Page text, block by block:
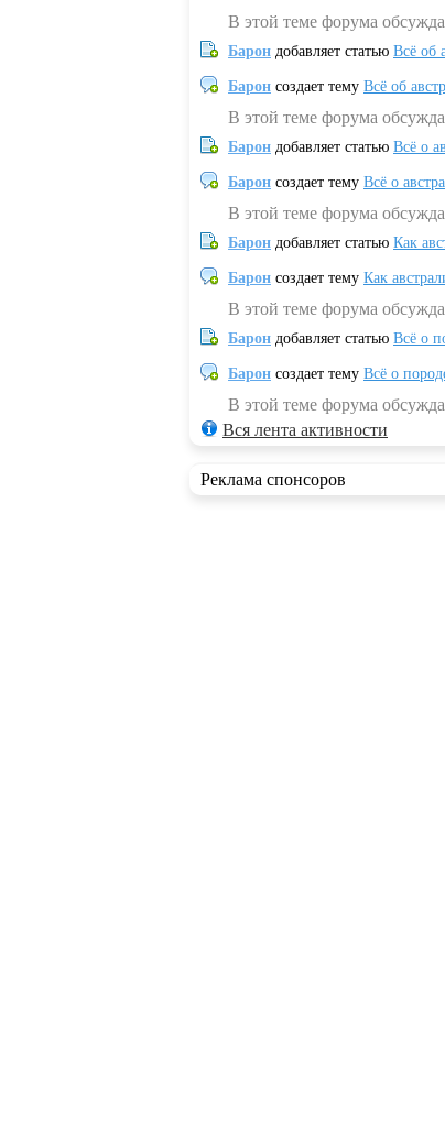
В этой теме форума
Барон добавляет статью Всё об
Барон создает тему Всё об
В этой теме форума
Барон добавляет статью Всё о
Барон создает тему Всё о
В этой теме форума
Барон добавляет статью Как
Барон создает тему Как
В этой теме форума
Барон добавляет статью Всё о
Барон создает тему Всё о
В этой теме форума
Вся лента активности
Реклама спонсоров